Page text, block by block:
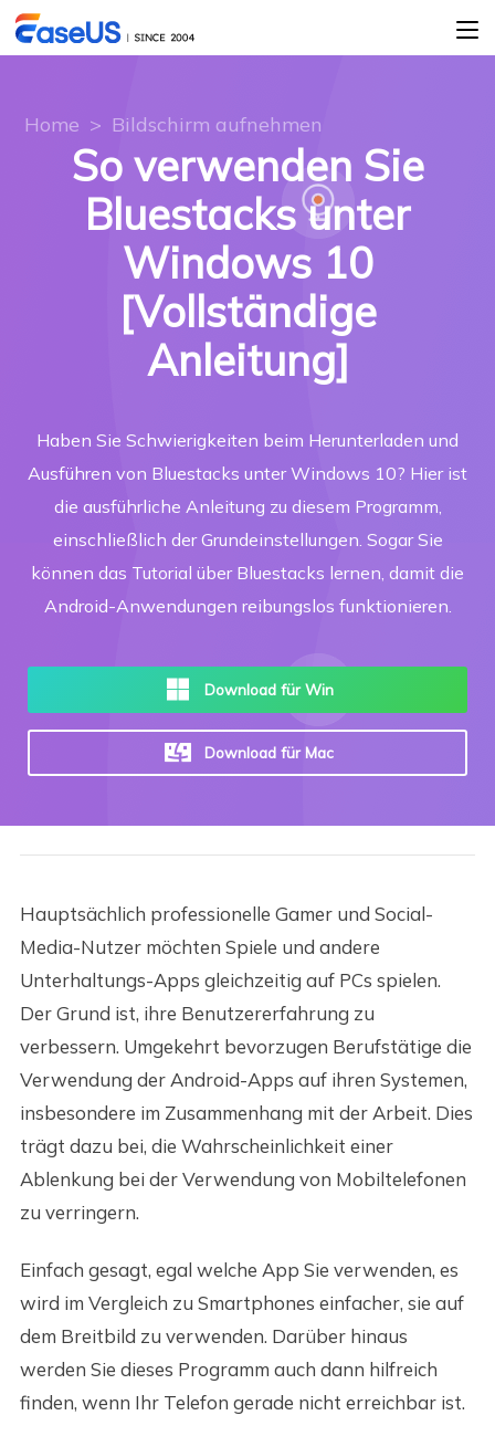
Home > Bildschirm aufnehmen
So verwenden Sie
Bluestacks unter
Windows 10
[Vollständige
Anleitung]
Haben Sie Schwierigkeiten beim Herunterladen und
Ausführen von Bluestacks unter Windows 10? Hier ist
die ausführliche Anleitung zu diesem Programm,
einschließlich der Grundeinstellungen. Sogar Sie
können das Tutorial über Bluestacks lernen, damit die
Android-Anwendungen reibungslos funktionieren.
Download für Win
Download für Mac
Hauptsächlich professionelle Gamer und Social-
Media-Nutzer möchten Spiele und andere
Unterhaltungs-Apps gleichzeitig auf PCs spielen.
Der Grund ist, ihre Benutzererfahrung zu
verbessern. Umgekehrt bevorzugen Berufstätige die
Verwendung der Android-Apps auf ihren Systemen,
insbesondere im Zusammenhang mit der Arbeit. Dies
trägt dazu bei, die Wahrscheinlichkeit einer
Ablenkung bei der Verwendung von Mobiltelefonen
zu verringern.
Einfach gesagt, egal welche App Sie verwenden, es
wird im Vergleich zu Smartphones einfacher, sie auf
dem Breitbild zu verwenden. Darüber hinaus
werden Sie dieses Programm auch dann hilfreich
finden, wenn Ihr Telefon gerade nicht erreichbar ist.